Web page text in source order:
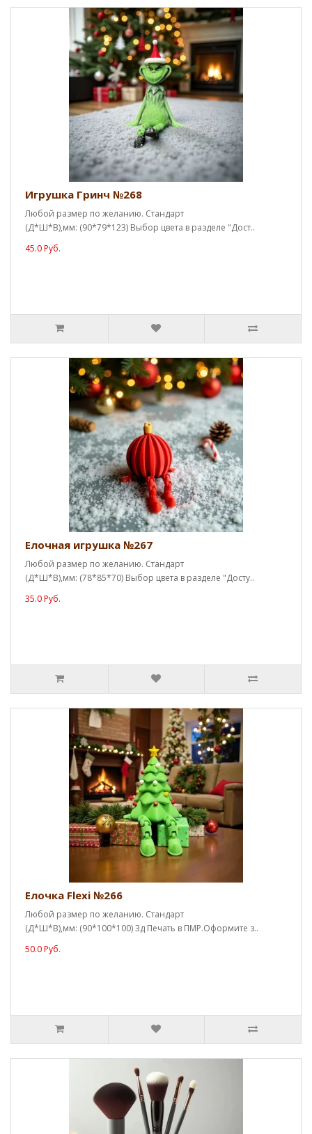
Игрушка Гринч №268
Любой размер по желанию. Стандарт
(Д*Ш*В),мм: (90*79*123) Выбор цвета в разделе "Дост..
45.0 Руб.
Елочная игрушка №267
Любой размер по желанию. Стандарт
(Д*Ш*В),мм: (78*85*70) Выбор цвета в разделе "Досту..
35.0 Руб.
Елочка Flexi №266
Любой размер по желанию. Стандарт
(Д*Ш*В),мм: (90*100*100) 3д Печать в ПМР.Оформите з..
50.0 Руб.